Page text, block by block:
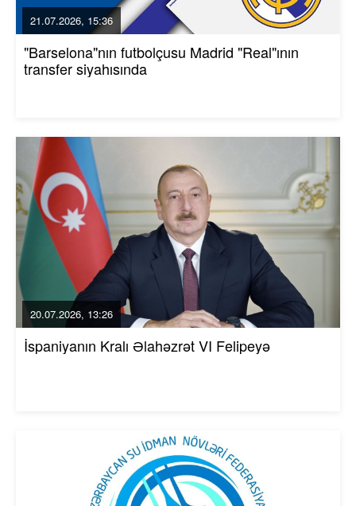
21.07.2026, 15:36
"Barselona"nın futbolçusu Madrid "Real"ının
transfer siyahısında
20.07.2026, 13:26
İspaniyanın Kralı Əlahəzrət VI Felipeyə